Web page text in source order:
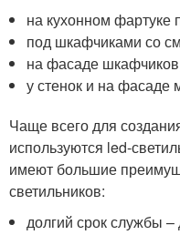
на кухонном фартуке
под шкафчиками со
на фасаде
у стенок и на фасаде
Чаще всего для
используются led-
имеют большие
светильников:
долгий срок службы